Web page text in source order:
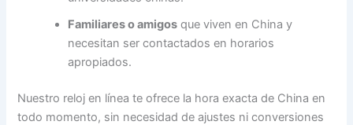
Familiares o amigos que viven en China y
necesitan ser contactados en horarios
apropiados.
Nuestro reloj en línea te ofrece la hora exacta de China en
todo momento, sin necesidad de ajustes ni conversiones